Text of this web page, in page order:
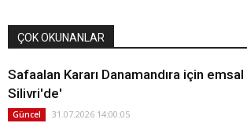
ÇOK OKUNANLAR
Safaalan Kararı Danamandıra için
Silivri'de'
Güncel 31.07.2026 14:00:05